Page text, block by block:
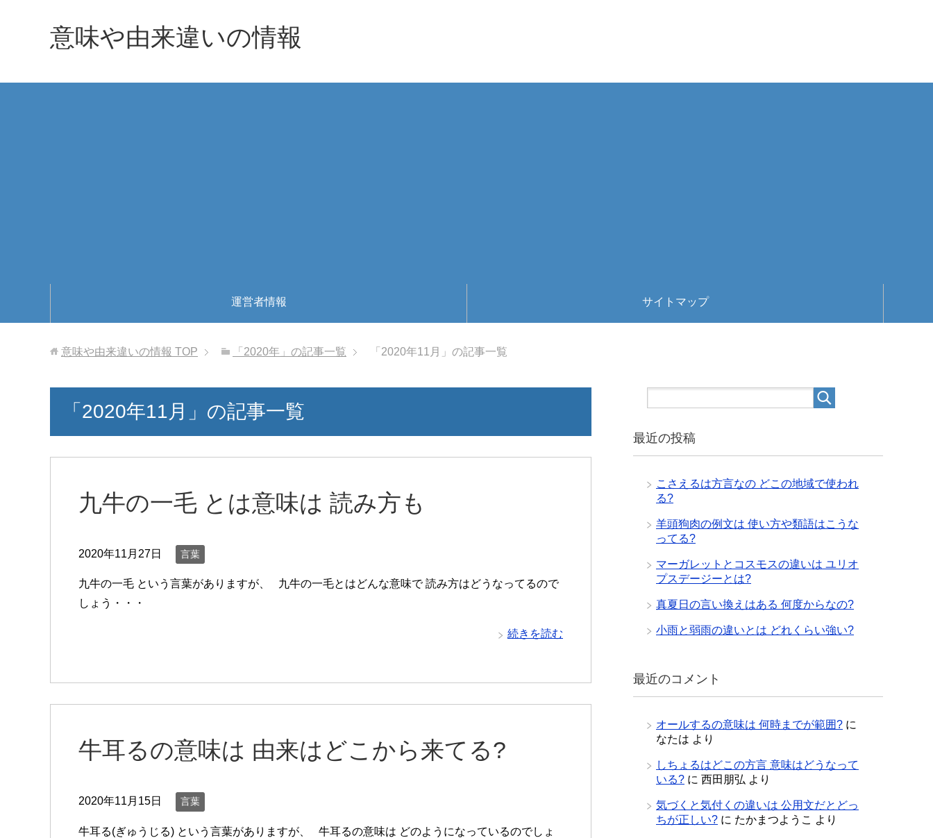
意味や由来違いの情報
運営者情報 サイトマップ
意味や由来違いの情報 TOP 「2020年」の記事一覧 「2020年11月」の記事一覧
「2020年11月」の記事一覧
九牛の一毛 とは意味は 読み方も
2020年11月27日 言葉
九牛の一毛 という言葉がありますが、 九牛の一毛とはどんな意味で 読み方はどうなってるので
しょう・・・
続きを読む
牛耳るの意味は 由来はどこから来てる?
2020年11月15日 言葉
牛耳る(ぎゅうじる) という言葉がありますが、 牛耳るの意味は どのようになっているのでしょ
最近の投稿
こさえるは方言なの どこの地域で使われ
る?
羊頭狗肉の例文は 使い方や類語はこうな
ってる?
マーガレットとコスモスの違いは ユリオ
プスデージーとは?
真夏日の言い換えはある 何度からなの?
小雨と弱雨の違いとは どれくらい強い?
最近のコメント
オールするの意味は 何時までが範囲? に
なたは より
しちょるはどこの方言 意味はどうなって
いる? に 西田朋弘 より
気づくと気付くの違いは 公用文だとどっ
ちが正しい? に たかまつようこ より